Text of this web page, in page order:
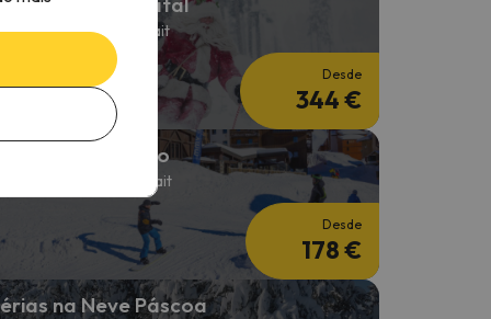
+ 3 dias de forfait
Desde
344 €
Esquiar em Janeiro
noites + 2 Dias de forfait
Desde
178 €
na Neve Páscoa